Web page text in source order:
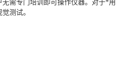
需专门培训即可操作仪器。对于*用
测试。